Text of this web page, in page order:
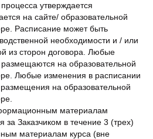
утверждается
на сайте/ образовательной
Расписание может быть
необходимости и / или
из сторон договора. Любые
на образовательной
Любые изменения в расписании
на образовательной
материалам
за Заказчиком в течение 3 (трех)
материалам курса (вне